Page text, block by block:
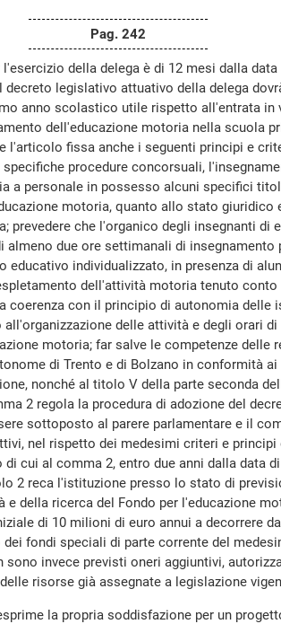
Pag. 242
della delega è di 12 mesi dalla
decreto legislativo attuativo della delega
anno scolastico utile rispetto all'entrata in
dell'educazione motoria nella scuola
l'articolo fissa anche i seguenti principi e
procedure concorsuali,
a personale in possesso alcuni specifici
motoria, quanto allo stato giuridico
prevedere che l'organico degli insegnanti di
almeno due ore settimanali di insegnamento
educativo individualizzato, in presenza di
dell'attività motoria tenuto conto
coerenza con il principio di autonomia delle
delle attività e degli orari
motoria; far salve le competenze delle
di Trento e di Bolzano in conformità
nonché al titolo V della parte seconda
2 regola la procedura di adozione del
sottoposto al parere parlamentare e il
nel rispetto dei medesimi criteri e
cui al comma 2, entro due anni dalla data
2 reca l'istituzione presso lo stato di
e della ricerca del Fondo per l'educazione
di 10 milioni di euro annui a decorrere
fondi speciali di parte corrente del
sono invece previsti oneri aggiuntivi,
risorse già assegnate a legislazione
la propria soddisfazione per un